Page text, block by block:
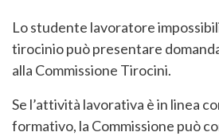
Lo studente lavoratore
tirocinio può presentare
alla Commissione Tirocini.
Se l’attività lavorativa è in linea
formativo, la Commissione può